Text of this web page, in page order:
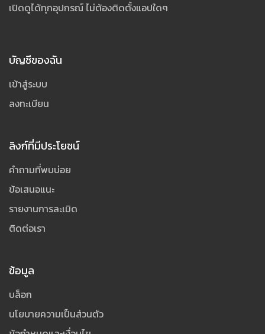
เปิดดูได้ทุกอุปกรณ์ ไม่ต้องติดตั้งแอปใดๆ
บัญชีของฉัน
เข้าสู่ระบบ
ลงทะเบียน
ลิงก์ที่มีประโยชน์
คำถามที่พบบ่อย
ข้อเสนอแนะ
รายงานการละเมิด
ติดต่อเรา
ข้อมูล
บล็อก
นโยบายความเป็นส่วนตัว